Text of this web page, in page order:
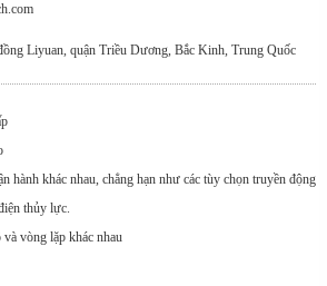
Liyuan, quận Triều Dương, Bắc Kinh, Trung Quốc
hành khác nhau, chẳng hạn như các tùy chọn truyền động
thủy lực.
vòng lặp khác nhau